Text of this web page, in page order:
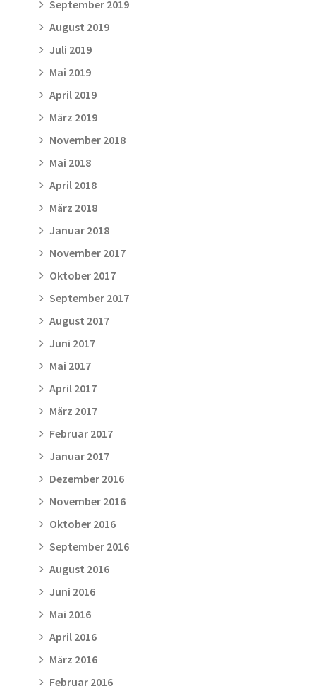
September 2019
August 2019
Juli 2019
Mai 2019
April 2019
März 2019
November 2018
Mai 2018
April 2018
März 2018
Januar 2018
November 2017
Oktober 2017
September 2017
August 2017
Juni 2017
Mai 2017
April 2017
März 2017
Februar 2017
Januar 2017
Dezember 2016
November 2016
Oktober 2016
September 2016
August 2016
Juni 2016
Mai 2016
April 2016
März 2016
Februar 2016